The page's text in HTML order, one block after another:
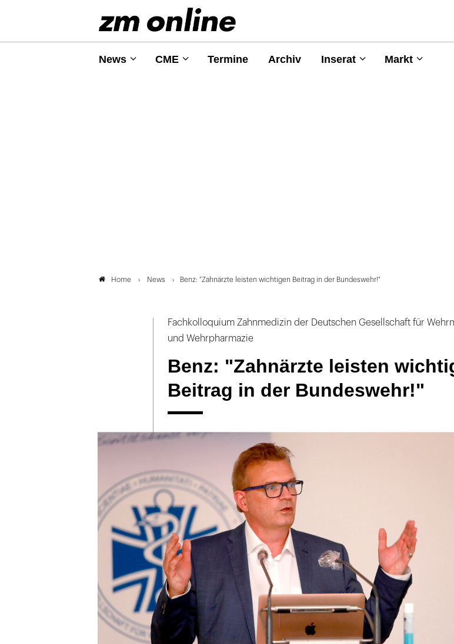
News CME Termine Archiv Inserat Markt
Home News Benz: "Zahnärzte leisten wichtigen Beitrag in der Bundeswehr!"
Fachkolloquium Zahnmedizin der Deutschen Gesellschaft für
und Wehrpharmazie
Benz: "Zahnärzte leisten
Beitrag in der Bundeswehr!"